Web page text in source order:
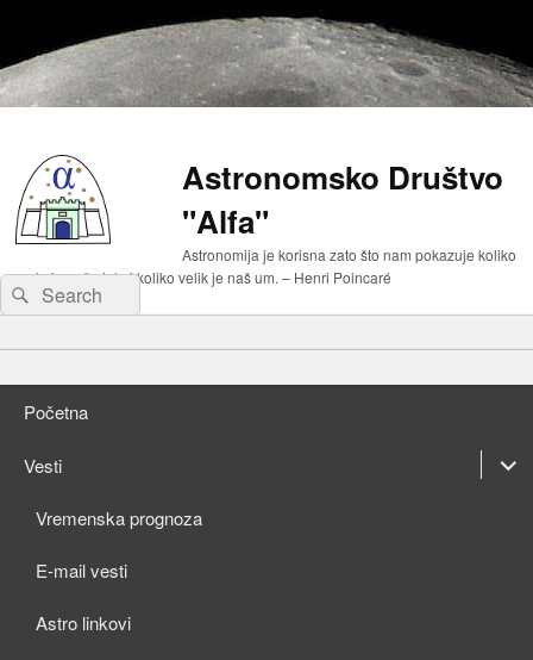
Astronomsko Društvo
"Alfa"
Astronomija je korisna zato što nam pokazuje koliko
malo je naše telo i koliko velik je naš um. – Henri Poincaré
Search
for:
Search
menuSkip
content
Skip
to
Početna
Vesti
Vremenska prognoza
E-mail vesti
Astro linkovi